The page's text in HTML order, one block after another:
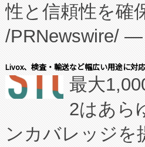
に、患者やサプ
キー方式で拡張
す。FCCM‑を
患者にとっての
のアクセスを
Fully-
性と信頼性を確
/PRNewswire/ —
会社エーアイ・
President原信
ードする
ーエネルギー貯
Livox、検査・輸送など幅広い用途に対
最大
2はあら
ンカバレッジを